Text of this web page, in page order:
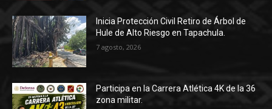
Inicia Protección Civil Retiro de Árbol de
Hule de Alto Riesgo en Tapachula.
7 agosto, 2026
Participa en la Carrera Atlética 4K de la 36
zona militar.